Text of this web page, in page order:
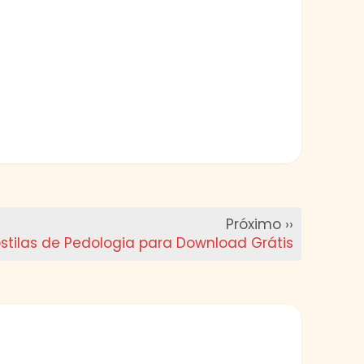
Próximo ››
de Pedologia para Download Grátis